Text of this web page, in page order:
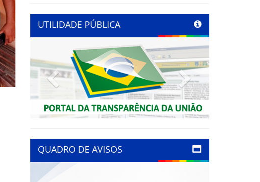
UTILIDADE PÚBLICA
Previous Next
QUADRO DE AVISOS